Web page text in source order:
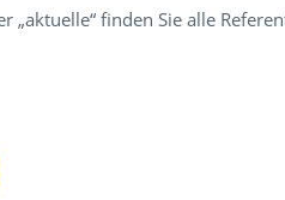
finden Sie alle